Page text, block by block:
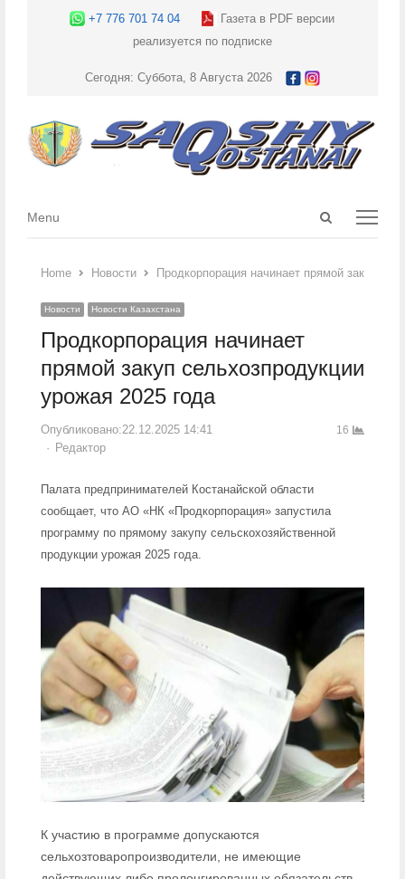
+7 776 701 74 04
Газета в PDF версии
реализуется по подписке
Сегодня: Суббота, 8 Августа 2026
Open
Menu
Menu
Home Новости Продкорпорация начинает прямой закуп
Новости Новости Казахстана
Продкорпорация начинает
прямой закуп сельхозпродукции
урожая 2025 года
Опубликовано:22.12.2025 14:41
Author
Редактор
16
Палата предпринимателей Костанайской области
сообщает, что АО «НК «Продкорпорация» запустила
программу по прямому закупу сельскохозяйственной
продукции урожая 2025 года.
К участию в программе допускаются
сельхозтоваропроизводители, не имеющие